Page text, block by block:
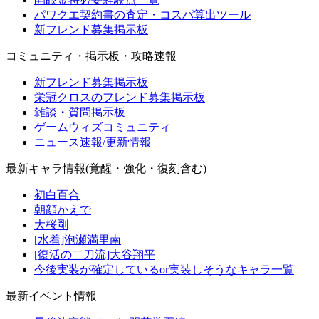
パワクエ契約書の査定・コスパ算出ツール
新フレンド募集掲示板
コミュニティ・掲示板・攻略速報
新フレンド募集掲示板
栄冠クロスのフレンド募集掲示板
雑談・質問掲示板
ゲームウィズコミュニティ
ニュース速報/更新情報
最新キャラ情報(覚醒・強化・復刻含む)
初白百合
朝顔かえで
大桜剛
[水着]泡瀬満里南
[復活の二刀流]大谷翔平
今後実装が確定しているor実装しそうなキャラ一覧
最新イベント情報